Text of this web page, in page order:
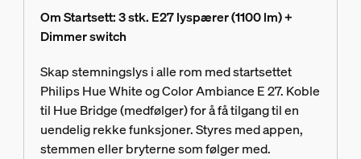
Om Startsett: 3 stk. E27 lyspærer (1100 lm) +
Dimmer switch
Skap stemningslys i alle rom med startsettet
Philips Hue White og Color Ambiance E 27. Koble
til Hue Bridge (medfølger) for å få tilgang til en
uendelig rekke funksjoner. Styres med appen,
stemmen eller bryterne som følger med.